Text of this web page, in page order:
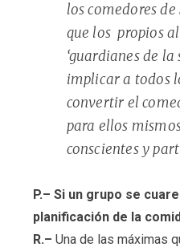
los comedores
que los propios
‘guardianes de la
implicar a todos
convertir el
para ellos
conscientes y
P.– Si un grupo se
planificación de la
R.– Una de las máximas